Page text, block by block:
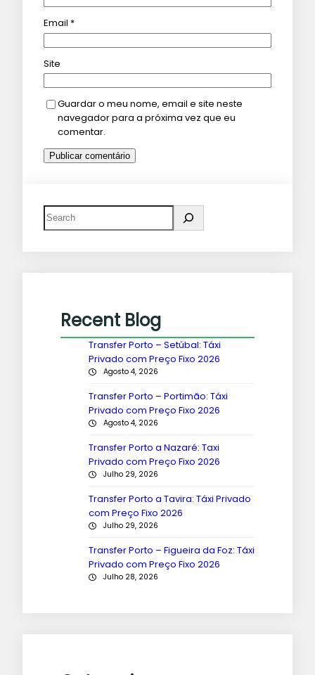
Email *
Site
Guardar o meu nome, email e site neste
navegador para a próxima vez que eu
comentar.
Recent Blog
Transfer Porto – Setúbal: Táxi
Privado com Preço Fixo 2026
Agosto 4, 2026
Transfer Porto – Portimão: Táxi
Privado com Preço Fixo 2026
Agosto 4, 2026
Transfer Porto a Nazaré: Taxi
Privado com Preço Fixo 2026
Julho 29, 2026
Transfer Porto a Tavira: Táxi Privado
com Preço Fixo 2026
Julho 29, 2026
Transfer Porto – Figueira da Foz: Táxi
Privado com Preço Fixo 2026
Julho 28, 2026